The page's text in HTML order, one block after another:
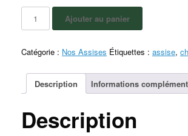
Ajouter au panier
Catégorie : Nos Assises Étiquettes : assise,
Description Informations
Description